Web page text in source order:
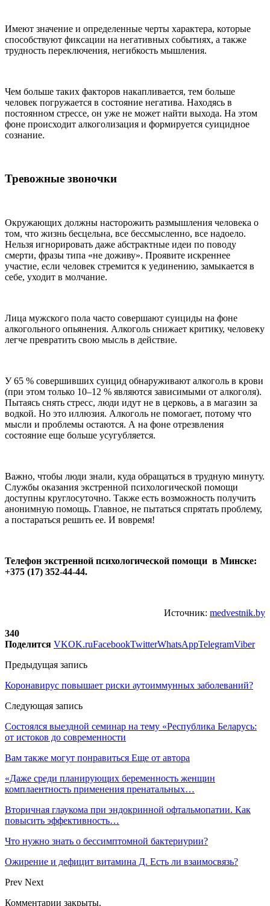
Имеют значение и определенные черты характера, которые
способствуют фиксации на негативных событиях, а также
трудность переключения, негибкость мышления.
Чем больше таких факторов накапливается, тем больше
человек погружается в состояние негатива. Находясь в
постоянном стрессе, он уже не может найти выхода. На этом
фоне происходит алкоголизация и формируется суицидное
сознание.
Тревожные звоночки
Окружающих должны насторожить размышления человека о
том, что жизнь бесцельна, все бессмысленно, все надоело.
Нельзя игнорировать даже абстрактные идеи по поводу
смерти, фразы типа «не доживу». Проявите искреннее
участие, если человек стремится к уединению, замыкается в
себе, уходит в молчание.
Лица мужского пола часто совершают суициды на фоне
алкогольного опьянения. Алкоголь снижает критику, человеку
легче превратить свою мысль в действие.
У 65 % совершивших суицид обнаруживают алкоголь в крови
(при этом только 10–12 % являются зависимыми от алкоголя).
Пытаясь снять стресс, люди идут не в церковь, а в магазин за
водкой. Но это иллюзия. Алкоголь не помогает, потому что
мысли и проблемы остаются. А на фоне отрезвления
состояние еще больше усугубляется.
Важно, чтобы люди знали, куда обращаться в трудную минуту.
Службы оказания экстренной психологической помощи
доступны круглосуточно. Также есть возможность получить
анонимную помощь. Главное, не пытаться спрятать проблему,
а постараться решить ее. И вовремя!
Телефон экстренной психологической помощи в Минске:
+375 (17) 352-44-44.
Источник: medvestnik.by
340
Поделится VKOK.ruFacebookTwitterWhatsAppTelegramViber
Предыдущая запись
Коронавирус повышает риски аутоиммунных заболеваний?
Следующая запись
Состоялся выездной семинар на тему «Республика Беларусь:
от истоков до современности
Вам также могут понравиться Еще от автора
«Даже среди планирующих беременность женщин
комплаентность применения пренатальных…
Вторичная глаукома при эндокринной офтальмопатии. Как
повысить эффективность…
Что нужно знать о бессимптомной бактериурии?
Ожирение и дефицит витамина Д. Есть ли взаимосвязь?
Prev Next
Комментарии закрыты.